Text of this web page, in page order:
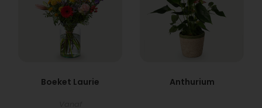
Boeket Laurie Anthurium